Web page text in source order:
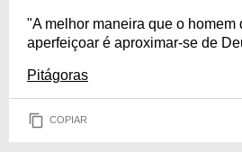
"A melhor maneira que o homem
aperfeiçoar é aproximar-se de
Pitágoras
COPIAR